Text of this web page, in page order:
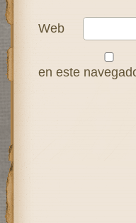
Web
en este